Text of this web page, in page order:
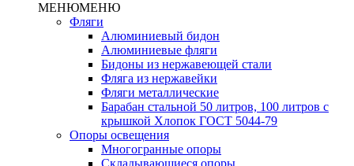
МЕНЮМЕНЮ
Фляги
Алюминиевый бидон
Алюминиевые фляги
Бидоны из нержавеющей стали
Фляга из нержавейки
Фляги металлические
Барабан стальной 50 литров, 100 литров с
крышкой Хлопок ГОСТ 5044-79
Опоры освещения
Многогранные опоры
Складывающиеся опоры